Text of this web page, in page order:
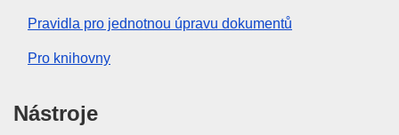
Pravidla pro jednotnou úpravu dokumentů
Pro knihovny
Nástroje